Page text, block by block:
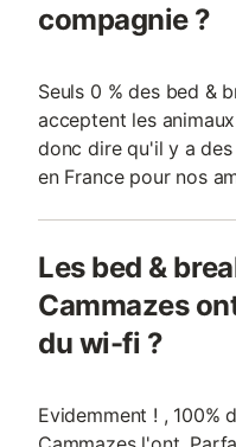
compagnie ?
Seuls 0 % des bed &
acceptent les
donc dire qu'il y a
en France pour nos
Les bed &
Cammazes
du wi-fi ?
Evidemment ! , 100%